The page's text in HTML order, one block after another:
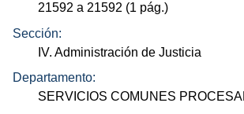
21592 a 21592 (1 pág.)
Sección:
IV. Administración de Justicia
Departamento:
SERVICIOS COMUNES